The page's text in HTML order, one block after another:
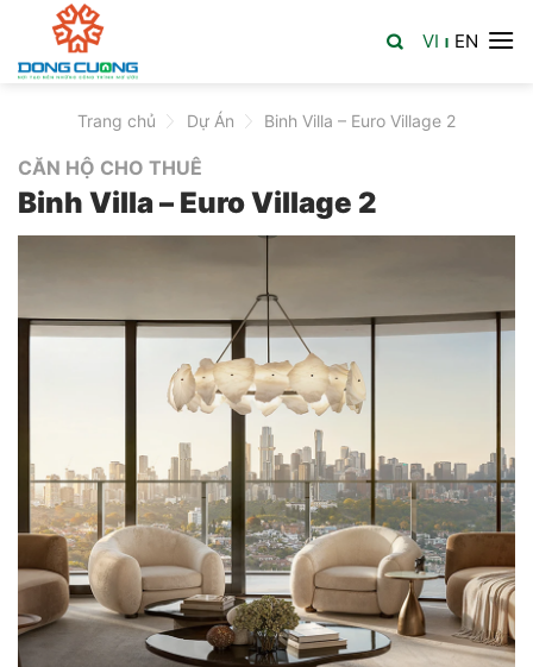
content
VI | EN
Trang chủ > Dự Án > Binh Villa – Euro Village 2
CĂN HỘ CHO THUÊ
Binh Villa – Euro Village 2